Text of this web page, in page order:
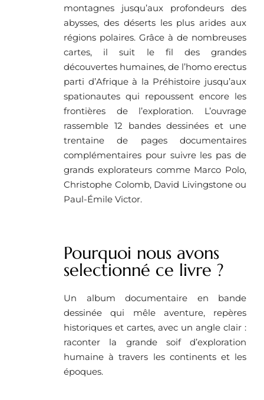
montagnes jusqu’aux profondeurs des
abysses, des déserts les plus arides aux
régions polaires. Grâce à de nombreuses
cartes, il suit le fil des grandes
découvertes humaines, de l’homo erectus
parti d’Afrique à la Préhistoire jusqu’aux
spationautes qui repoussent encore les
frontières de l’exploration. L’ouvrage
rassemble 12 bandes dessinées et une
trentaine de pages documentaires
complémentaires pour suivre les pas de
grands explorateurs comme Marco Polo,
Christophe Colomb, David Livingstone ou
Paul-Émile Victor.
Pourquoi nous avons
selectionné ce livre ?
Un album documentaire en bande
dessinée qui mêle aventure, repères
historiques et cartes, avec un angle clair :
raconter la grande soif d’exploration
humaine à travers les continents et les
époques.